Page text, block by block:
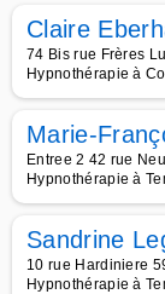
Claire
74 Bis rue Frères
Hypnothérapie à
Marie-
Entree 2 42 rue
Hypnothérapie à
Sandrine
10 rue Hardiniere
Hypnothérapie à